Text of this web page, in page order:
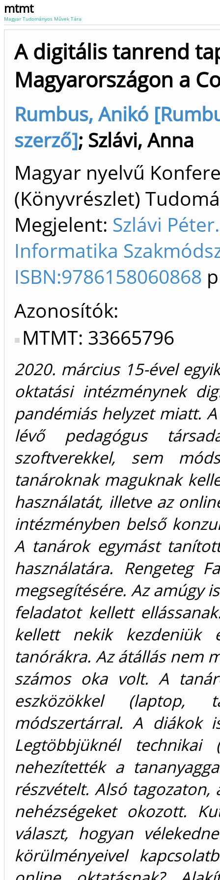
mtmt
Magyar Tudományos Művek Tára
A digitális tanrend
Magyarországon a
Rumbus, Anikó
szerző]; Szlávi, Anna
Magyar nyelvű
(Könyvrészlet)
Megjelent: Szlávi
Informatika
ISBN:9786158060868
Azonosítók
MTMT: 33665796
2020. március 15-ével
oktatási intézménynek
pandémiás helyzet miatt.
lévő pedagógus
szoftverekkel, sem
tanároknak maguknak
használatát, illetve az
intézményben belső
A tanárok egymást
használatára. Rengeteg
megsegítésére. Az amúgy
feladatot kellett
kellett nekik kezdeniük
tanórákra. Az átállás nem
számos oka volt. A
eszközökkel
módszertárral. A diákok
Legtöbbjüknél
nehezítették a
részvételt. Alsó
nehézségeket okozott.
választ, hogyan
körülményeivel